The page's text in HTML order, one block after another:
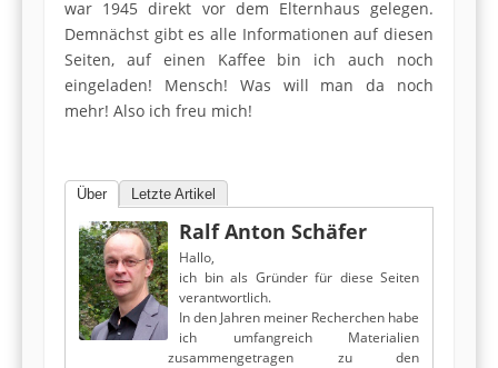
war 1945 direkt vor dem Elternhaus gelegen.
Demnächst gibt es alle Informationen auf diesen
Seiten, auf einen Kaffee bin ich auch noch
eingeladen! Mensch! Was will man da noch
mehr! Also ich freu mich!
Über Letzte Artikel
Ralf Anton Schäfer
Hallo,
ich bin als Gründer für diese Seiten
verantwortlich.
In den Jahren meiner Recherchen habe
ich umfangreich Materialien
zusammengetragen zu den